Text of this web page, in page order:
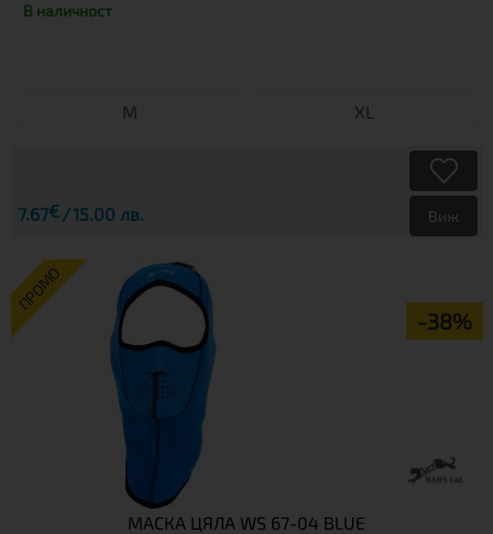
В наличност
M XL
7.67€ 15.00 лв. Виж
ПРОМО
-38%
МАСКА ЦЯЛА WS 67-04 BLUE